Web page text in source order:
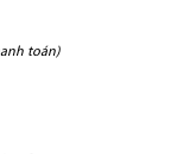
toán)